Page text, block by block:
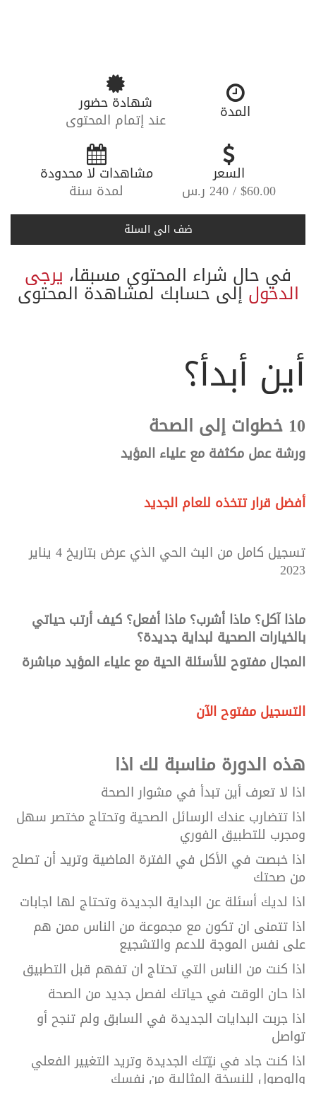
شهادة حضور
عند إتمام المحتوى المدة
مشاهدات لا محدودة
لمدة سنة
السعر-----
$60.00 / 240 ر.س
ضف الى السلة
في حال شراء المحتوى مسبقا، يرجى
الدخولإلى حسابك لمشاهدة المحتوى
أين أبدأ؟
10 خطوات إلى الصحة
ورشة عمل مكثفة مع علياء المؤيد
أفضل قرار تتخذه للعام الجديد
تسجيل كامل من البث الحي الذي عرض بتاريخ 4 يناير
2023
ماذا آكل؟ ماذا أشرب؟ ماذا أفعل؟ كيف أرتب حياتي
بالخيارات الصحية لبداية جديدة؟
المجال مفتوح للأسئلة الحية مع علياء المؤيد مباشرة
التسجيل مفتوح الآن
هذه الدورة مناسبة لك اذا
اذا لا تعرف أين تبدأ في مشوار الصحة
اذا تتضارب عندك الرسائل الصحية وتحتاج مختصر سهل
ومجرب للتطبيق الفوري
اذا خبصت في الأكل في الفترة الماضية وتريد أن تصلح
من صحتك
اذا لديك أسئلة عن البداية الجديدة وتحتاج لها اجابات
اذا تتمنى ان تكون مع مجموعة من الناس ممن هم
على نفس الموجة للدعم والتشجيع
اذا كنت من الناس التي تحتاج ان تفهم قبل التطبيق
اذا حان الوقت في حياتك لفصل جديد من الصحة
اذا جربت البدايات الجديدة في السابق ولم تنجح أو
تواصل
اذا كنت جاد في نيّتك الجديدة وتريد التغيير الفعلي
والوصول للنسخة المثالية من نفسك